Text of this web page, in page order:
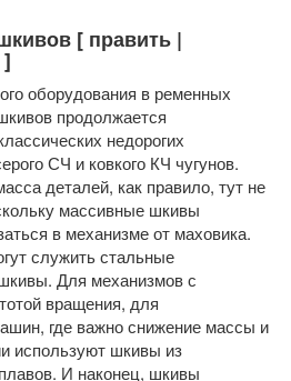
[ править |
оборудования в ременных
продолжается
недорогих
СЧ и ковкого КЧ чугунов.
деталей, как правило, тут не
массивные шкивы
в механизме от маховика.
служить стальные
Для механизмов с
вращения, для
где важно снижение массы и
используют шкивы из
И наконец, шкивы